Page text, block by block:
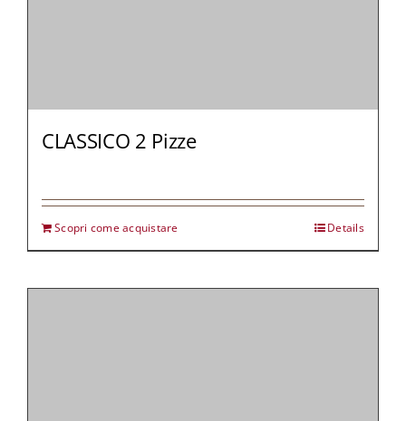
CLASSICO 2 Pizze
Scopri come acquistare Details